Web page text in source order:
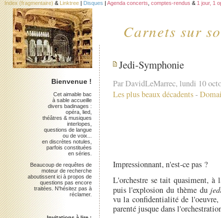
Carnets sur
Index (fragmentaire) & Linktree | Disques | Agenda concerts comptes-rendus & 1 jour, 1
Jedi-Symphonie
Par DavidLeMarrec, lundi 10
Les plus beaux décadents-
Impressionnant, n'est-ce pas ?
L'orchestre se tait quasiment, à
puis l'explosion du thème du
vu la confidentialité de
parenté jusque dans
Bienvenue !
Cet aimable bac
à sable accueille
divers badinages :
opéra, lied,
théâtres & musiques
interlopes,
questions de langue
ou de voix...
en discrètes notules,
parfois constituées
en séries.
Beaucoup de requêtes de
moteur de recherche
aboutissent ici à propos de
questions pas encore
traitées. N'hésitez pas à
réclamer.